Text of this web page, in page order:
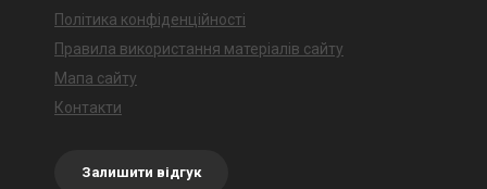
Політика конфіденційності
Правила використання матеріалів сайту
Мапа сайту
Контакти
Залишити відгук